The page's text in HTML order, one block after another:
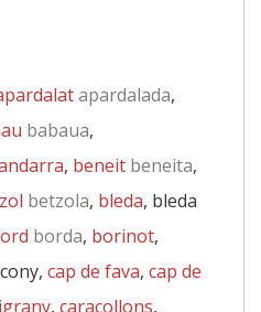
apardalada,
babaua,
, beneit beneita,
betzola, bleda, bleda
borda, borinot,
cap de fava, cap de
, caracollons,